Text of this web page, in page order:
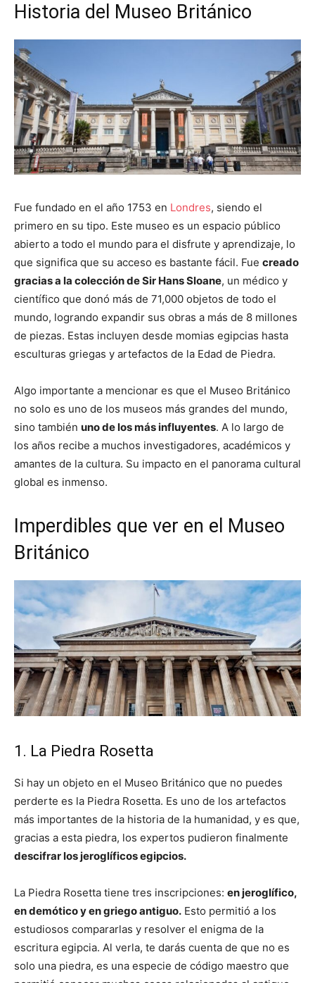
Historia del Museo Británico
Fue fundado en el año 1753 en Londres, siendo el
primero en su tipo. Este museo es un espacio público
abierto a todo el mundo para el disfrute y aprendizaje, lo
que significa que su acceso es bastante fácil. Fue creado
gracias a la colección de Sir Hans Sloane, un médico y
científico que donó más de 71,000 objetos de todo el
mundo, logrando expandir sus obras a más de 8 millones
de piezas. Estas incluyen desde momias egipcias hasta
esculturas griegas y artefactos de la Edad de Piedra.
Algo importante a mencionar es que el Museo Británico
no solo es uno de los museos más grandes del mundo,
sino también uno de los más influyentes. A lo largo de
los años recibe a muchos investigadores, académicos y
amantes de la cultura. Su impacto en el panorama cultural
global es inmenso.
Imperdibles que ver en el Museo
Británico
1. La Piedra Rosetta
Si hay un objeto en el Museo Británico que no puedes
perderte es la Piedra Rosetta. Es uno de los artefactos
más importantes de la historia de la humanidad, y es que,
gracias a esta piedra, los expertos pudieron finalmente
descifrar los jeroglíficos egipcios.
La Piedra Rosetta tiene tres inscripciones: en jeroglífico,
en demótico y en griego antiguo. Esto permitió a los
estudiosos compararlas y resolver el enigma de la
escritura egipcia. Al verla, te darás cuenta de que no es
solo una piedra, es una especie de código maestro que